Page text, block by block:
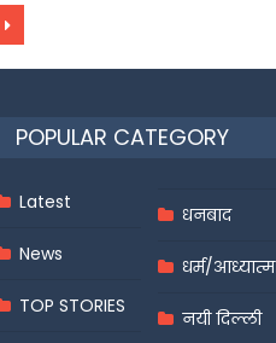
POPULAR CATEGORY
Latest
News
TOP STORIES
धनबाद
धर्म/आध्यात्म
नयी दिल्ली